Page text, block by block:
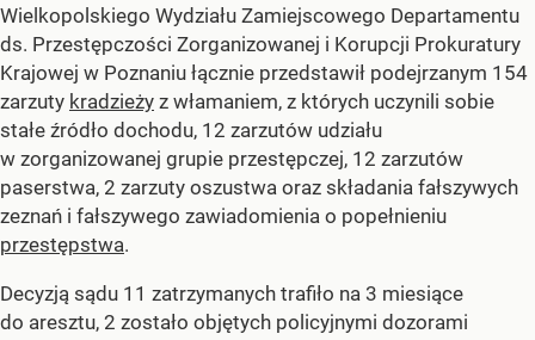
Wielkopolskiego Wydziału Zamiejscowego Departamentu
ds. Przestępczości Zorganizowanej i Korupcji Prokuratury
Krajowej w Poznaniu łącznie przedstawił podejrzanym 154
zarzuty kradzieży z włamaniem, z których uczynili sobie
stałe źródło dochodu, 12 zarzutów udziału
w zorganizowanej grupie przestępczej, 12 zarzutów
paserstwa, 2 zarzuty oszustwa oraz składania fałszywych
zeznań i fałszywego zawiadomienia o popełnieniu
przestępstwa.
Decyzją sądu 11 zatrzymanych trafiło na 3 miesiące
do aresztu, 2 zostało objętych policyjnymi dozorami